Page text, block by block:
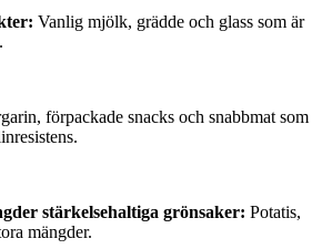
Vanlig mjölk, grädde och glass som är
förpackade snacks och snabbmat som
stärkelsehaltiga grönsaker: Potatis,
mängder.